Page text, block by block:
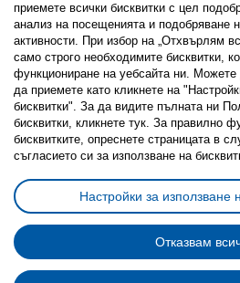
Последвайте ни:
FacebookTwitterYoutubePinterest
Политика за използване на
Избор на настройки за
Условия за ползване на ikea.bgОбща
Политика за защита на
Общи условия на
Политика за защита на лични данни
приемете всички бисквитки с цел
анализ на посещенията и подобряване
активности. При избор на „Отхвърлям
само строго необходимитe бисквитки,
функциониране на уебсайта ни. Можете
да приемете като кликнете на
бисквитки". За да видите пълната ни
бисквитки, кликнете тук. За правилно
бисквитките, опреснете страницата в
съгласието си за използване на
Настройки за използване
Отказвам